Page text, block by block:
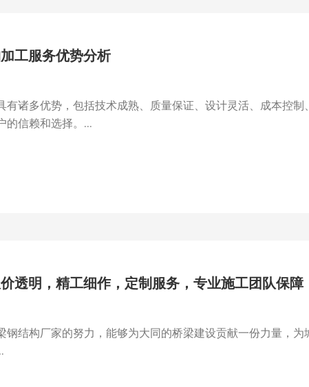
工服务优势分析
有诸多优势，包括技术成熟、质量保证、设计灵活、成本控
的信赖和选择。...
透明，精工细作，定制服务，专业施工团队保障
结构厂家的努力，能够为大同的桥梁建设贡献一份力量，